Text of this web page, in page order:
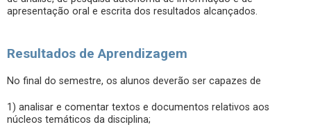
apresentação oral e escrita dos resultados alcançados.
Resultados de Aprendizagem
No final do semestre, os alunos deverão ser capazes de
1) analisar e comentar textos e documentos relativos aos
núcleos temáticos da disciplina;